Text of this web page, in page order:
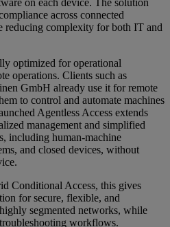
across connected
reducing complexity for both IT and
optimized for operational
operations. Clients such as
GmbH already use it for remote
to control and automate machines
Agentless Access extends
management and simplified
including human-machine
and closed devices, without
Conditional Access, this gives
for secure, flexible, and
segmented networks, while
workflows.